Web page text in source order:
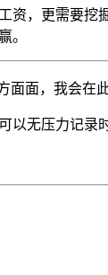
资，更需要
。
面，我会
无压力记